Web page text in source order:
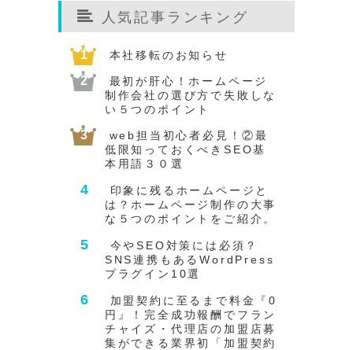
人気記事ランキング
本社移転のお知らせ
最初が肝心！ホームページ
制作会社の選び方で失敗しな
い５つのポイント
web担当初心者必見！②最
低限知っておくべきSEO基
本用語３０選
印象に残るホームページと
は？ホームページ制作の大事
な５つのポイントをご紹介。
今やSEO対策には必須？
SNS連携もあるWordPress
プラグイン10選
加盟契約に至るまで料金『0
円』！完全成功報酬でフラン
チャイズ・代理店の加盟店募
集ができる業界初「加盟契約